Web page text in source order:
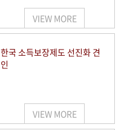
VIEW MORE
한국 소득보장제도 선진화 견
인
VIEW MORE